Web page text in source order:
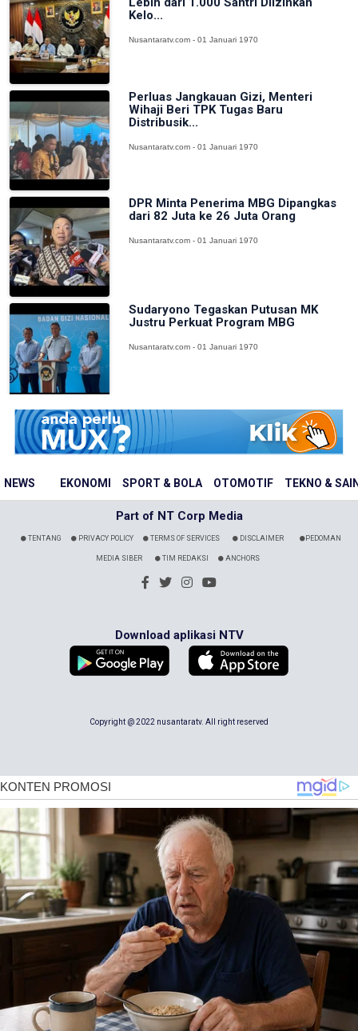
NEWS EKONOMI SPORT & BOLA OTOMOTIF TEKNO &
Kelo...
Nusantaratv.com - 01 Januari 1970
Perluas Jangkauan Gizi, Menteri
Wihaji Beri TPK Tugas Baru
Distribusik...
Nusantaratv.com - 01 Januari 1970
DPR Minta Penerima MBG Dipangkas
dari 82 Juta ke 26 Juta Orang
Nusantaratv.com - 01 Januari 1970
Sudaryono Tegaskan Putusan MK
Justru Perkuat Program MBG
Nusantaratv.com - 01 Januari 1970
Part of NT Corp Media
TENTANG PRIVACY POLICY TERMS OF SERVICES DISCLAIMER PEDOMAN
MEDIA SIBER TIM REDAKSI ANCHORS
Download aplikasi NTV
Copyright @ 2022 nusantaratv. All right reserved